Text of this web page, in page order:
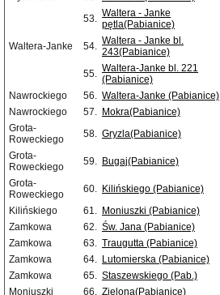
53. Waltera - Janke
pętla(Pabianice)
Waltera-Janke
54. Waltera - Janke bl.
243(Pabianice)
55. Waltera-Janke bl. 221
(Pabianice)
Nawrockiego
56. Waltera-Janke (Pabianice)
Nawrockiego
57. Mokra(Pabianice)
Grota-
Roweckiego
58. Gryzla(Pabianice)
Grota-
Roweckiego
59. Bugaj(Pabianice)
Grota-
Roweckiego
60. Kilińskiego (Pabianice)
Kilińskiego
61. Moniuszki (Pabianice)
Zamkowa
62. Św. Jana (Pabianice)
Zamkowa
63. Traugutta (Pabianice)
Zamkowa
64. Lutomierska (Pabianice)
Zamkowa
65. Staszewskiego (Pab.)
Moniuszki
66. Zielona(Pabianice)